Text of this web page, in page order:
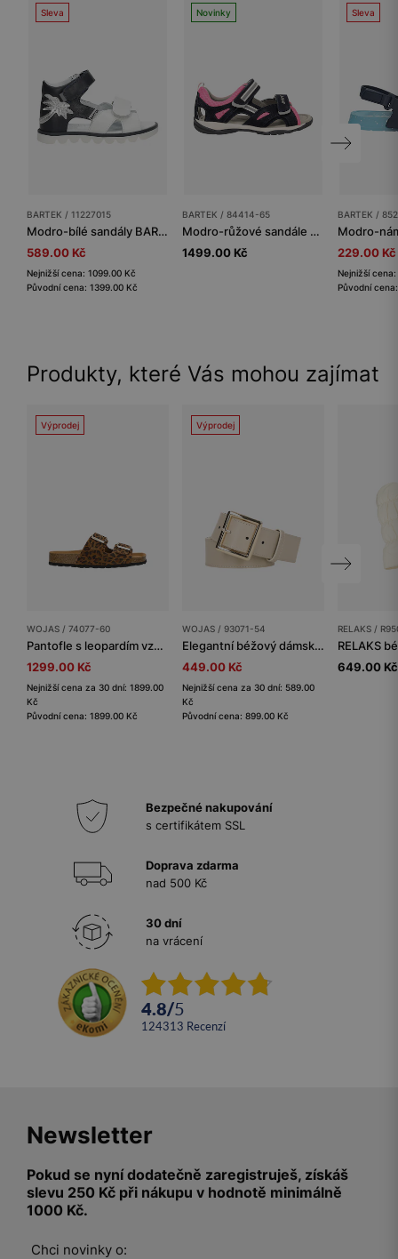
Sleva
BARTEK / 11227015
Modro-bílé sandály BARTEK 11227015 se stříbrnou palmičkou
589.00 Kč
Nejnižší cena: 1099.00 Kč
Původní cena: 1399.00 Kč
Novinky
BARTEK / 84414-65
Modro-růžové sandále BARTEK 84414-65 na suchý zip
1499.00 Kč
Sleva
BARTEK /
229.00 Kč
Nejnižší
Původní
Produkty, které Vás mohou zajímat
Výprodej
WOJAS / 74077-60
Pantofle s leopardím vzorem na korkové podrážce
1299.00 Kč
Nejnižší cena za 30 dní: 1899.00
Kč
Původní cena: 1899.00 Kč
Výprodej
WOJAS / 93071-54
Elegantní béžový dámský pásek se zlatou přezkou
449.00 Kč
Nejnižší cena za 30 dní: 589.00
Kč
Původní cena: 899.00 Kč
RELAKS /
649.00 Kč
Bezpečné nakupování
s certifikátem SSL
Doprava zdarma
nad 500 Kč
30 dní
na vrácení
4.8/5
124313 recenzí
Newsletter
Pokud se nyní dodatečně zaregistruješ, získáš
slevu 250 Kč při nákupu v hodnotě minimálně
1000 Kč.
Chci novinky o: